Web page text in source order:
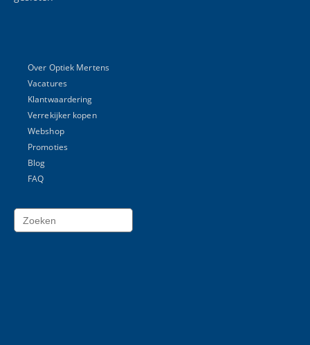
Over Optiek Mertens
Vacatures
Klantwaardering
Verrekijker kopen
Webshop
Promoties
Blog
FAQ